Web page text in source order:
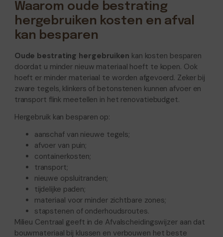
Waarom oude bestrating
hergebruiken kosten en afval
kan besparen
Oude bestrating hergebruiken kan kosten besparen
doordat u minder nieuw materiaal hoeft te kopen. Ook
hoeft er minder materiaal te worden afgevoerd. Zeker bij
zware tegels, klinkers of betonstenen kunnen afvoer en
transport flink meetellen in het renovatiebudget.
Hergebruik kan besparen op:
aanschaf van nieuwe tegels;
afvoer van puin;
containerkosten;
transport;
nieuwe opsluitranden;
tijdelijke paden;
materiaal voor minder zichtbare zones;
stapstenen of onderhoudsroutes.
Milieu Centraal geeft in de Afvalscheidingswijzer aan dat
bouwmateriaal bij klussen en verbouwen het beste